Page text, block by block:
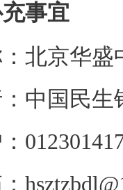
事宜
北京华
中国民